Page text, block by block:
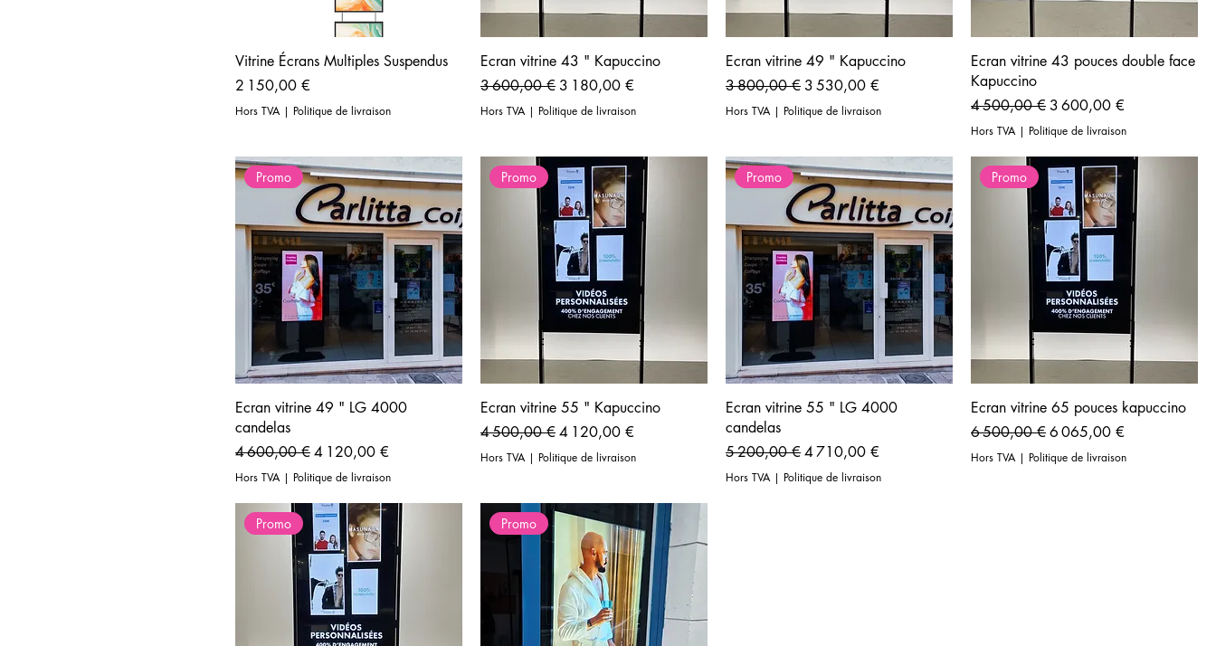
Vitrine Écrans Multiples Suspendus
Prix
2 150,00 €
Hors TVA| Politique de livraison
Ecran vitrine 43 " Kapuccino
Prix original
3 600,00 € Prix promotionnel
3 180,00 €
Hors TVA| Politique de livraison
Ecran vitrine 49 " Kapuccino
Prix original
3 800,00 € Prix promotionnel
3 530,00 €
Hors TVA| Politique de livraison
Ecran vitrine 43 pouces double face
Kapuccino
Prix original
4 500,00 € Prix promotionnel
3 600,00 €
Hors TVA| Politique de livraison
Promo
Ecran vitrine 49 " LG 4000
candelas
Prix original
4 600,00 €Prix promotionnel
4 120,00 €
Hors TVA| Politique de livraison
Promo
Ecran vitrine 55 " Kapuccino
Prix original
4 500,00 €Prix promotionnel
4 120,00 €
Hors TVA| Politique de livraison
Promo
Ecran vitrine 55 " LG 4000
candelas
Prix original
5 200,00 €Prix promotionnel
4 710,00 €
Hors TVA| Politique de livraison
Promo
Ecran vitrine 65 pouces kapuccino
Prix original
6 500,00 €Prix promotionnel
6 065,00 €
Hors TVA| Politique de livraison
Promo Promo